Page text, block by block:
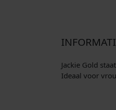
Jackie Gold
Ideaal voor